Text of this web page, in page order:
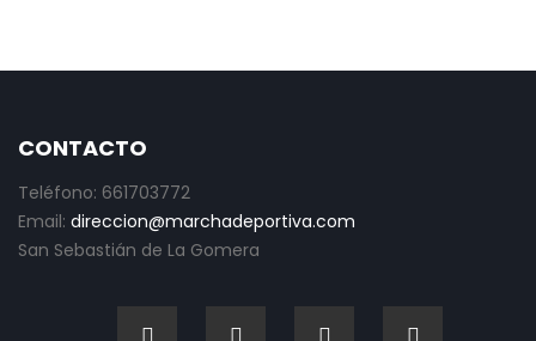
CONTACTO
Teléfono: 661703772
Email: direccion@marchadeportiva.com
San Sebastián de La Gomera